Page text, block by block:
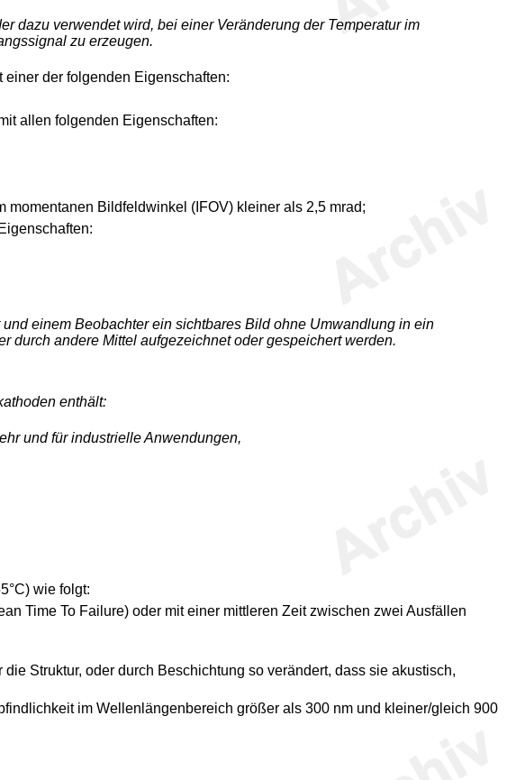
dazu verwendet wird, bei einer Veränderung der Temperatur im
zu erzeugen.
der folgenden Eigenschaften:
allen folgenden Eigenschaften:
Bildfeldwinkel (IFOV) kleiner als 2,5 mrad;
einem Beobachter ein sichtbares Bild ohne Umwandlung in ein
durch andere Mittel aufgezeichnet oder gespeichert werden.
enthält:
und für industrielle Anwendungen,
wie folgt:
Time To Failure) oder mit einer mittleren Zeit zwischen zwei Ausfällen
Struktur, oder durch Beschichtung so verändert, dass sie akustisch,
im Wellenlängenbereich größer als 300 nm und kleiner/gleich 900